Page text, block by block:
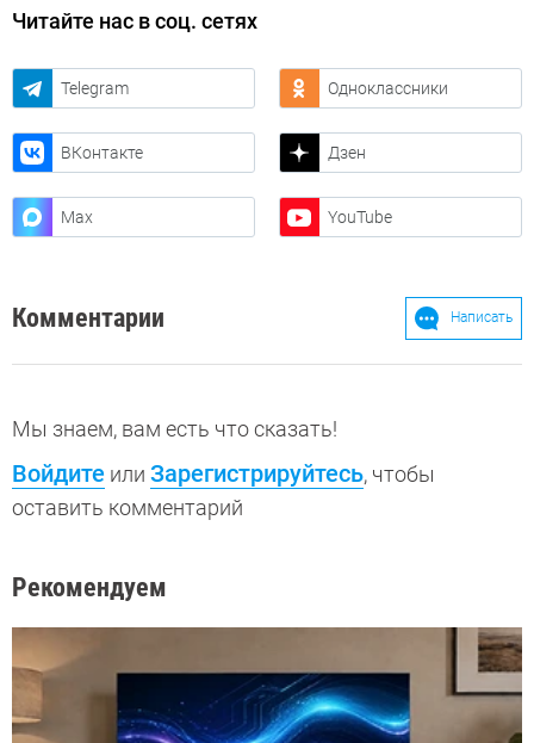
Читайте нас в соц. сетях
Telegram Одноклассники
ВКонтакте Дзен
Max YouTube
Комментарии Написать
Мы знаем, вам есть что сказать!
Войдите или Зарегистрируйтесь, чтобы
оставить комментарий
Рекомендуем